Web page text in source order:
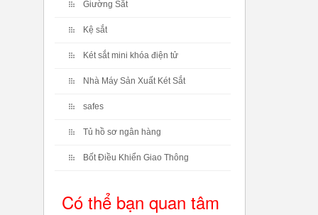
Giường Sắt
Kệ sắt
Két sắt mini khóa điện tử
Nhà Máy Sản Xuất Két Sắt
safes
Tủ hồ sơ ngân hàng
Bốt Điều Khiển Giao Thông
Có thể bạn quan tâm